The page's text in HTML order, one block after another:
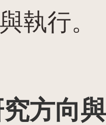
執行。
方向